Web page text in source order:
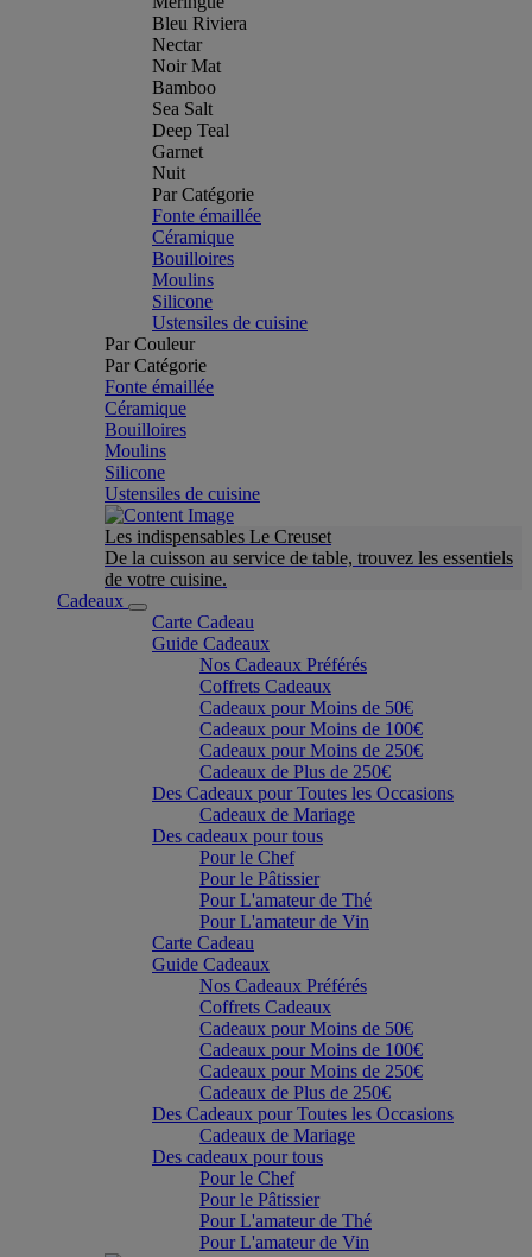
Bleu Riviera
Nectar
Noir Mat
Bamboo
Sea Salt
Deep Teal
Garnet
Nuit
Par Catégorie
Fonte émaillée
Céramique
Bouilloires
Moulins
Silicone
Ustensiles de cuisine
Par Couleur
Par Catégorie
Fonte émaillée
Céramique
Bouilloires
Moulins
Silicone
Ustensiles de cuisine
Les indispensables Le Creuset
De la cuisson au service de table, trouvez les essentiels
de votre cuisine.
Cadeaux
Carte Cadeau
Guide Cadeaux
Nos Cadeaux Préférés
Coffrets Cadeaux
Cadeaux pour Moins de 50€
Cadeaux pour Moins de 100€
Cadeaux pour Moins de 250€
Cadeaux de Plus de 250€
Des Cadeaux pour Toutes les Occasions
Cadeaux de Mariage
Des cadeaux pour tous
Pour le Chef
Pour le Pâtissier
Pour L'amateur de Thé
Pour L'amateur de Vin
Carte Cadeau
Guide Cadeaux
Nos Cadeaux Préférés
Coffrets Cadeaux
Cadeaux pour Moins de 50€
Cadeaux pour Moins de 100€
Cadeaux pour Moins de 250€
Cadeaux de Plus de 250€
Des Cadeaux pour Toutes les Occasions
Cadeaux de Mariage
Des cadeaux pour tous
Pour le Chef
Pour le Pâtissier
Pour L'amateur de Thé
Pour L'amateur de Vin